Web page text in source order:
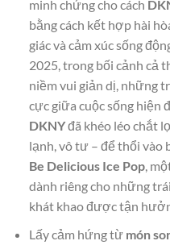
minh chứng cho cách
bằng cách kết hợp hài
giác và cảm xúc sống
2025, trong bối cảnh cả
niềm vui giản dị, những
cực giữa cuộc sống hiện
DKNYđã khéo léo chắt
lạnh, vô tư – để thổi vào
Be Delicious Ice Pop,
dành riêng cho những
khát khao được tận
Lấy cảm hứng từ món